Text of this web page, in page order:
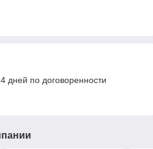
дней по договоренности